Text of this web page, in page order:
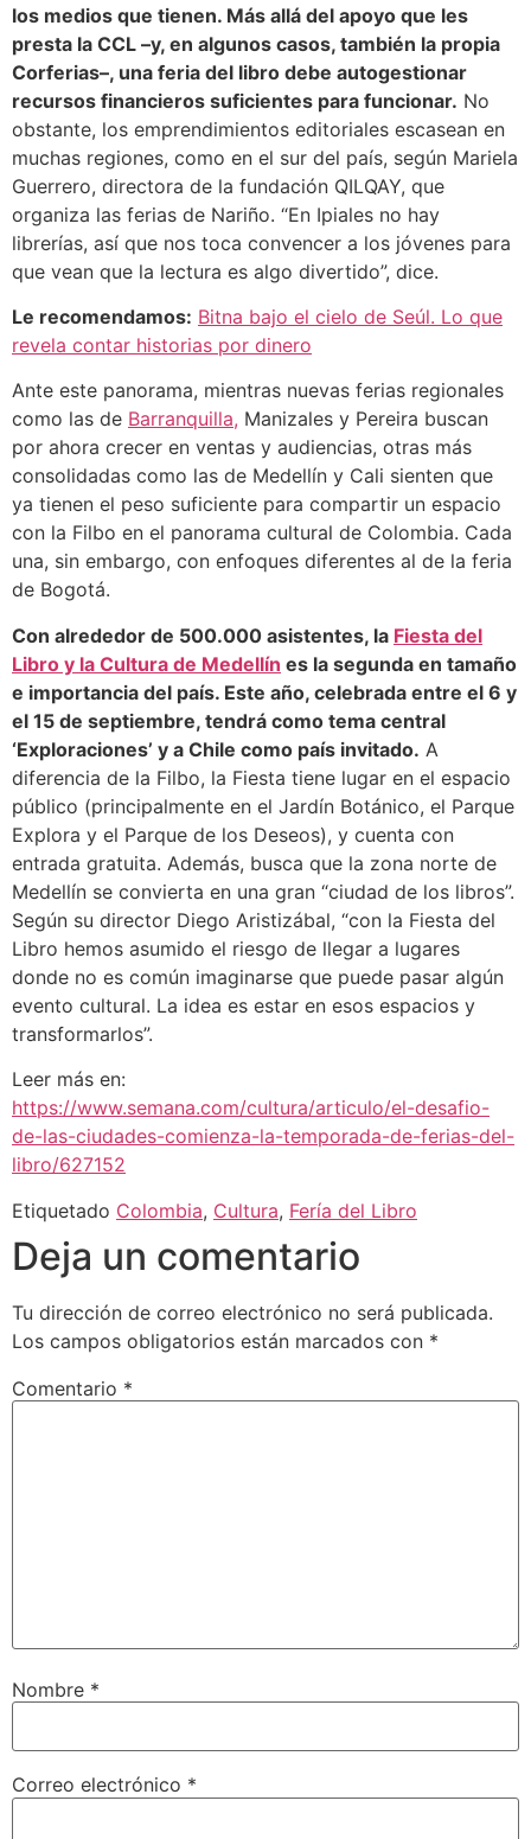
los medios que tienen. Más allá del apoyo que les
presta la CCL –y, en algunos casos, también la propia
Corferias–, una feria del libro debe autogestionar
recursos financieros suficientes para funcionar. No
obstante, los emprendimientos editoriales escasean en
muchas regiones, como en el sur del país, según Mariela
Guerrero, directora de la fundación QILQAY, que
organiza las ferias de Nariño. “En Ipiales no hay
librerías, así que nos toca convencer a los jóvenes para
que vean que la lectura es algo divertido”, dice.
Le recomendamos: Bitna bajo el cielo de Seúl. Lo que
revela contar historias por dinero
Ante este panorama, mientras nuevas ferias regionales
como las de Barranquilla, Manizales y Pereira buscan
por ahora crecer en ventas y audiencias, otras más
consolidadas como las de Medellín y Cali sienten que
ya tienen el peso suficiente para compartir un espacio
con la Filbo en el panorama cultural de Colombia. Cada
una, sin embargo, con enfoques diferentes al de la feria
de Bogotá.
Con alrededor de 500.000 asistentes, la Fiesta del
Libro y la Cultura de Medellín es la segunda en tamaño
e importancia del país. Este año, celebrada entre el 6 y
el 15 de septiembre, tendrá como tema central
‘Exploraciones’ y a Chile como país invitado. A
diferencia de la Filbo, la Fiesta tiene lugar en el espacio
público (principalmente en el Jardín Botánico, el Parque
Explora y el Parque de los Deseos), y cuenta con
entrada gratuita. Además, busca que la zona norte de
Medellín se convierta en una gran “ciudad de los libros”.
Según su director Diego Aristizábal, “con la Fiesta del
Libro hemos asumido el riesgo de llegar a lugares
donde no es común imaginarse que puede pasar algún
evento cultural. La idea es estar en esos espacios y
transformarlos”.
Leer más en:
https://www.semana.com/cultura/articulo/el-desafio-
de-las-ciudades-comienza-la-temporada-de-ferias-del-
libro/627152
Etiquetado Colombia, Cultura, Fería del Libro
Deja un comentario
Tu dirección de correo electrónico no será publicada.
Los campos obligatorios están marcados con *
Comentario *
Nombre *
Correo electrónico *